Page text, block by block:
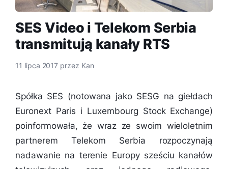
SES Video i Telekom Serbia
transmitują kanały RTS
11 lipca 2017 przez Kan
Spółka SES (notowana jako SESG na giełdach
Euronext Paris i Luxembourg Stock Exchange)
poinformowała, że wraz ze swoim wieloletnim
partnerem Telekom Serbia rozpoczynają
nadawanie na terenie Europy sześciu kanałów